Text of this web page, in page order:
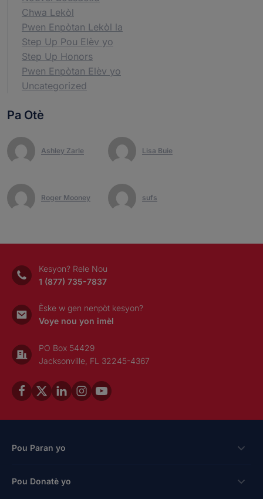
Chwa Lekòl
Pwen Enpòtan Lekòl la
Step Up Pou Elèv yo
Step Up Honors
Pwen Enpòtan Elèv yo
Uncategorized
Pa Otè
Ashley Zarle Lisa Buie
Roger Mooney sufs
Kesyon? Rele Nou
1 (877) 735-7837
Èske w gen nenpòt kesyon?
Voye nou yon imèl
PO Box 54429
Jacksonville, FL 32245-4367
Pou Paran yo
Bousdetid
Pou Donatè yo